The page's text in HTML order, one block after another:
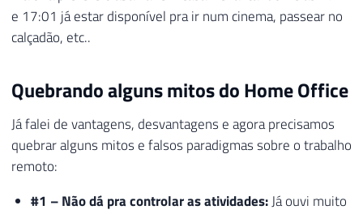
e 17:01 já estar disponível pra ir num cinema, passear no
calçadão, etc..
Quebrando alguns mitos do Home Office
Já falei de vantagens, desvantagens e agora precisamos
quebrar alguns mitos e falsos paradigmas sobre o trabalho
remoto:
#1 – Não dá pra controlar as atividades:Já ouvi muito